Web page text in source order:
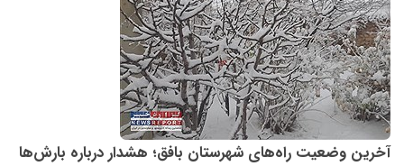
آخرین وضعیت راه‌های شهرستان بافق؛ هشدار درباره بارش‌ها